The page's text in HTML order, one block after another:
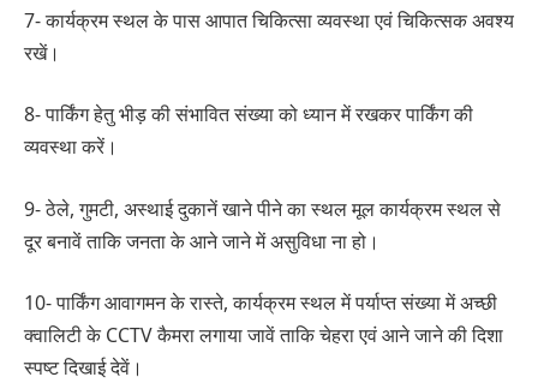
7- कार्यक्रम स्थल के पास आपात चिकित्सा व्यवस्था एवं चिकित्सक अवश्य
रखें।
8- पार्किंग हेतु भीड़ की संभावित संख्या को ध्यान में रखकर पार्किंग की
व्यवस्था करें।
9- ठेले, गुमटी, अस्थाई दुकानें खाने पीने का स्थल मूल कार्यक्रम स्थल से
दूर बनावें ताकि जनता के आने जाने में असुविधा ना हो।
10- पार्किंग आवागमन के रास्ते, कार्यक्रम स्थल में पर्याप्त संख्या में अच्छी
क्वालिटी के CCTV कैमरा लगाया जावें ताकि चेहरा एवं आने जाने की दिशा
स्पष्ट दिखाई देवें।